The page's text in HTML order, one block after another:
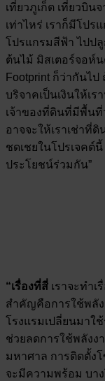
เที่ยวภูเก็ต เที่ยวบิน
เท่าไหร่ เราก็มีโปร
โปรแกรมสีฟ้า ไปป
ต้นไม้ มิสเตอร์จอห์
Footprint ก็ว่ากันไ
บริจาคเป็นเงินให้เ
เจ้าของที่ดินที่มีพื้นที่
อาจจะให้เราเช่าที่
ชดเชยในโปรเจคต์
ประโยชน์ร่วมกัน”
“เรื่องที่สี่ เราจะทำ
สำคัญคือการใช้พลัง
โรงแรมเปลี่ยนมาใ
ช่วยลดการใช้พลัง
มหาศาล การติดตั้ง
จะมีความพร้อม บา